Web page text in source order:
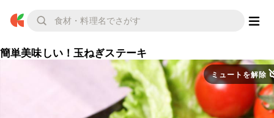
簡単美味しい！玉ねぎステーキ
ミュートを解除